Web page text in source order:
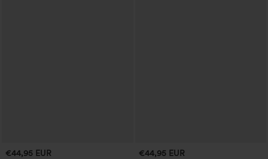
€44,95 EUR €44,95 EUR